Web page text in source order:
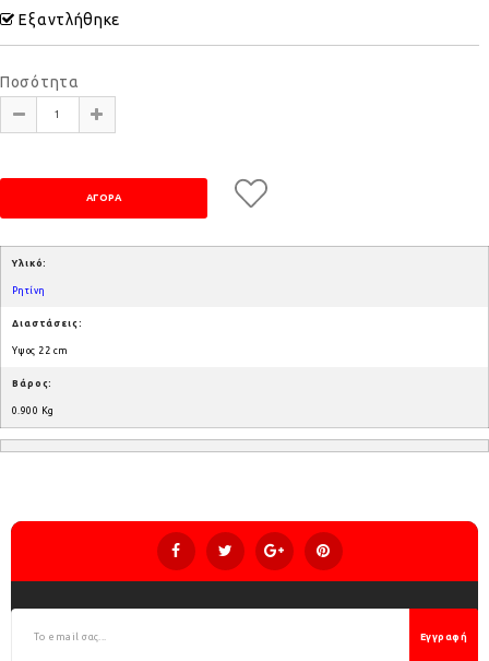
Εξαντλήθηκε
Ποσότητα
Υλικό:
Ρητίνη
Διαστάσεις:
Υψος 22 cm
Βάρος:
0.900 Kg
Εγγραφή